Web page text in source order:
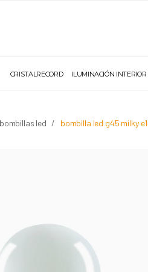
CRISTALRECORD ILUMINACIÓN INTERIOR
bombillas led bombilla led g45 milky